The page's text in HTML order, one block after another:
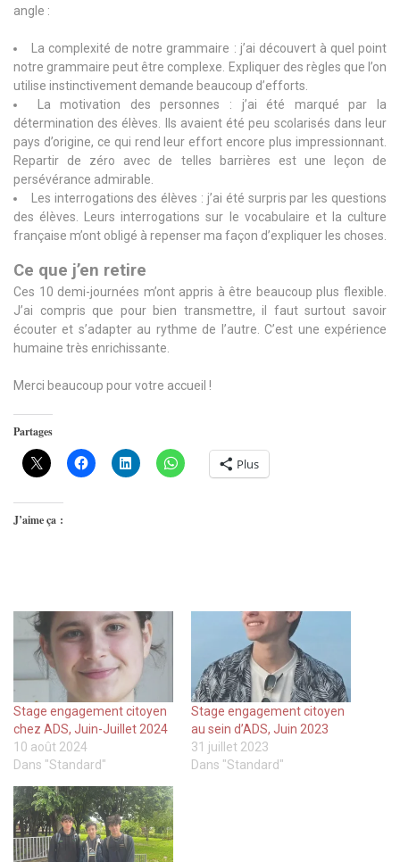
angle :
La complexité de notre grammaire : j’ai découvert à quel point
notre grammaire peut être complexe. Expliquer des règles que l’on
utilise instinctivement demande beaucoup d’efforts.
La motivation des personnes : j’ai été marqué par la
détermination des élèves. Ils avaient été peu scolarisés dans leur
pays d’origine, ce qui rend leur effort encore plus impressionnant.
Repartir de zéro avec de telles barrières est une leçon de
persévérance admirable.
Les interrogations des élèves : j’ai été surpris par les questions
des élèves. Leurs interrogations sur le vocabulaire et la culture
française m’ont obligé à repenser ma façon d’expliquer les choses.
Ce que j’en retire
Ces 10 demi-journées m’ont appris à être beaucoup plus flexible.
J’ai compris que pour bien transmettre, il faut surtout savoir
écouter et s’adapter au rythme de l’autre. C’est une expérience
humaine très enrichissante.
Merci beaucoup pour votre accueil !
Partages
Plus
J’aime ça :
Stage engagement citoyen
chez ADS, Juin-Juillet 2024
10 août 2024
Dans "Standard"
Stage engagement citoyen
au sein d’ADS, Juin 2023
31 juillet 2023
Dans "Standard"